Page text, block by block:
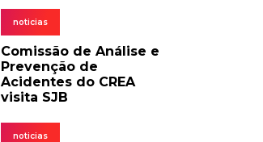
noticias
Comissão de Análise e
Prevenção de
Acidentes do CREA
visita SJB
noticias